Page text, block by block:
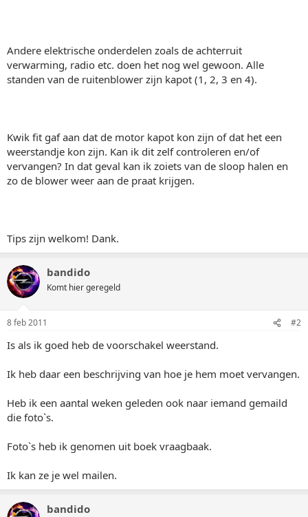
Andere elektrische onderdelen zoals de achterruit
verwarming, radio etc. doen het nog wel gewoon. Alle
standen van de ruitenblower zijn kapot (1, 2, 3 en 4).
Kwik fit gaf aan dat de motor kapot kon zijn of dat het een
weerstandje kon zijn. Kan ik dit zelf controleren en/of
vervangen? In dat geval kan ik zoiets van de sloop halen en
zo de blower weer aan de praat krijgen.
Tips zijn welkom! Dank.
bandido
Komt hier geregeld
8 feb 2011 #2
Is als ik goed heb de voorschakel weerstand.
Ik heb daar een beschrijving van hoe je hem moet vervangen.
Heb ik een aantal weken geleden ook naar iemand gemaild
die foto`s.
Foto`s heb ik genomen uit boek vraagbaak.
Ik kan ze je wel mailen.
bandido